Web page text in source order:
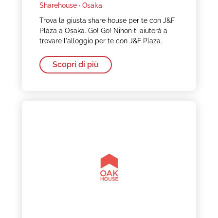
Sharehouse · Osaka
Trova la giusta share house per te con J&F
Plaza a Osaka. Go! Go! Nihon ti aiuterà a
trovare l'alloggio per te con J&F Plaza.
Scopri di più